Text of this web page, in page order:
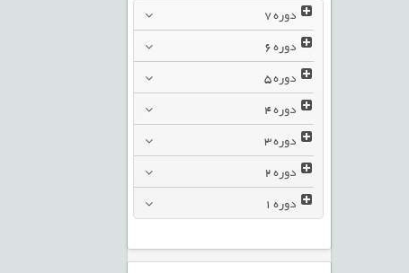
دوره
دوره
دوره
دوره
دوره
دوره
دوره